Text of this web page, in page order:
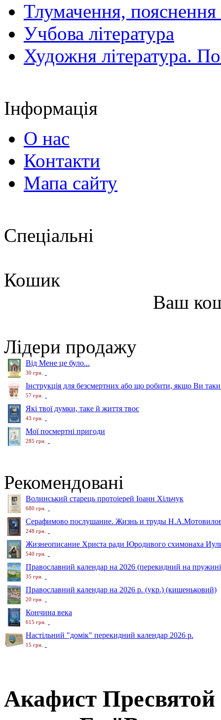
Тлумачення,
Учбова література
Художня література.
Інформація
О нас
Контакти
Мапа сайту
Спеціальні
Кошик
Ваш
Лідери продажу
Від Мене це було...
30 грн.
Інструкція для безсмертних або що робити, якщо Ви
57 грн.
Які твої думки, таке й життя твоє
43 грн.
Мої посмертні пригоди
285 грн.
Рекомендовані
Волинський старець протоіерей Іоанн Хільчук
680 грн.
Серафимово послушание. Жизнь и труды
248 грн.
Жизнеописание Христа ради Юродивого схимонаха
540 грн.
Православний календар на 2026 (перекидний на
35 грн.
Православний календар на 2026 р. (укр.) (кишеньковий)
20 грн.
Кончина века
615 грн.
Настільний "домік" перекидний календар 2026 р.
15 грн.
Акафист Пресвятой